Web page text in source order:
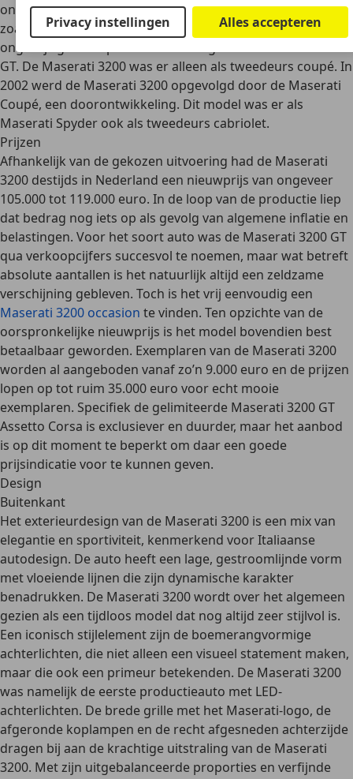
onderstel voor een sportiever rijgedrag. Prestatiecijfers
zoals de acceleratietijd of het vermogen bleven echter
ongewijzigd ten opzichte van de reguliere Maserati 3200
GT. De Maserati 3200 was er alleen als tweedeurs coupé. In
2002 werd de Maserati 3200 opgevolgd door de Maserati
Coupé, een doorontwikkeling. Dit model was er als
Maserati Spyder ook als tweedeurs cabriolet.
Prijzen
Afhankelijk van de gekozen uitvoering had de Maserati
3200 destijds in Nederland een nieuwprijs van ongeveer
105.000 tot 119.000 euro. In de loop van de productie liep
dat bedrag nog iets op als gevolg van algemene inflatie en
belastingen. Voor het soort auto was de Maserati 3200 GT
qua verkoopcijfers succesvol te noemen, maar wat betreft
absolute aantallen is het natuurlijk altijd een zeldzame
verschijning gebleven. Toch is het vrij eenvoudig een
Maserati 3200 occasion te vinden. Ten opzichte van de
oorspronkelijke nieuwprijs is het model bovendien best
betaalbaar geworden. Exemplaren van de Maserati 3200
worden al aangeboden vanaf zo’n 9.000 euro en de prijzen
lopen op tot ruim 35.000 euro voor echt mooie
exemplaren. Specifiek de gelimiteerde Maserati 3200 GT
Assetto Corsa is exclusiever en duurder, maar het aanbod
is op dit moment te beperkt om daar een goede
prijsindicatie voor te kunnen geven.
Design
Buitenkant
Het exterieurdesign van de Maserati 3200 is een mix van
elegantie en sportiviteit, kenmerkend voor Italiaanse
autodesign. De auto heeft een lage, gestroomlijnde vorm
met vloeiende lijnen die zijn dynamische karakter
benadrukken. De Maserati 3200 wordt over het algemeen
gezien als een tijdloos model dat nog altijd zeer stijlvol is.
Een iconisch stijlelement zijn de boemerangvormige
achterlichten, die niet alleen een visueel statement maken,
maar die ook een primeur betekenden. De Maserati 3200
was namelijk de eerste productieauto met LED-
achterlichten. De brede grille met het Maserati-logo, de
afgeronde koplampen en de recht afgesneden achterzijde
dragen bij aan de krachtige uitstraling van de Maserati
3200. Met zijn uitgebalanceerde proporties en verfijnde
Privacy instellingen Alles accepteren